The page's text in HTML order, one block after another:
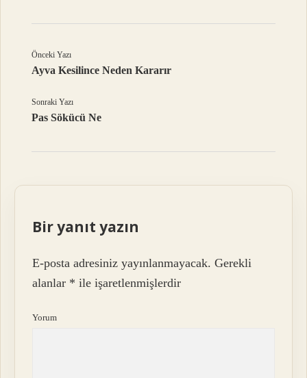
Önceki Yazı
Ayva Kesilince Neden Kararır
Sonraki Yazı
Pas Sökücü Ne
Bir yanıt yazın
E-posta adresiniz yayınlanmayacak. Gerekli
alanlar * ile işaretlenmişlerdir
Yorum